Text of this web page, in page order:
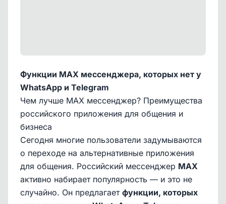
Функции MAX мессенджера, которых нет у
WhatsApp и Telegram
Чем лучше MAX мессенджер? Преимущества
российского приложения для общения и
бизнеса
Сегодня многие пользователи задумываются
о переходе на альтернативные приложения
для общения. Российский мессенджер MAX
активно набирает популярность — и это не
случайно. Он предлагает функции, которых